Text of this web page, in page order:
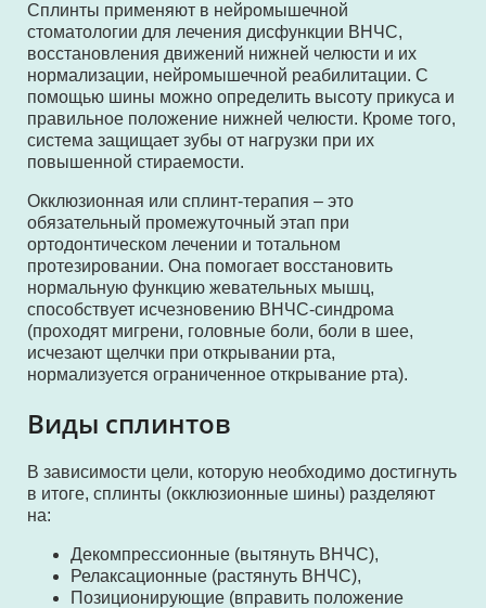
Сплинты применяют в нейромышечной
стоматологии для лечения дисфункции ВНЧС,
восстановления движений нижней челюсти и их
нормализации, нейромышечной реабилитации. С
помощью шины можно определить высоту прикуса и
правильное положение нижней челюсти. Кроме того,
система защищает зубы от нагрузки при их
повышенной стираемости.
Окклюзионная или сплинт-терапия – это
обязательный промежуточный этап при
ортодонтическом лечении и тотальном
протезировании. Она помогает восстановить
нормальную функцию жевательных мышц,
способствует исчезновению ВНЧС-синдрома
(проходят мигрени, головные боли, боли в шее,
исчезают щелчки при открывании рта,
нормализуется ограниченное открывание рта).
Виды сплинтов
В зависимости цели, которую необходимо достигнуть
в итоге, сплинты (окклюзионные шины) разделяют
на:
Декомпрессионные (вытянуть ВНЧС),
Релаксационные (растянуть ВНЧС),
Позиционирующие (вправить положение